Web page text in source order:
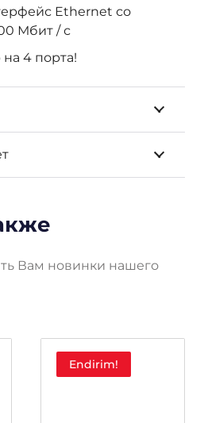
Ethernet со
Мбит / с
на 4 порта!
Вам новинки нашего
Endirim!